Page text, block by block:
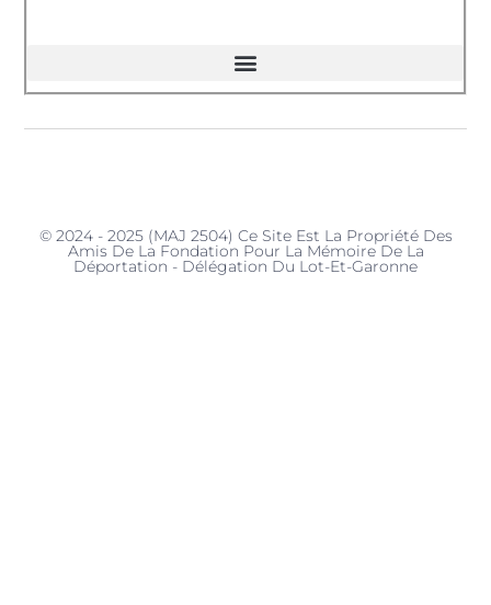
© 2024 - 2025 (MAJ 2504) Ce Site Est La Propriété Des
Amis De La Fondation Pour La Mémoire De La
Déportation - Délégation Du Lot-Et-Garonne